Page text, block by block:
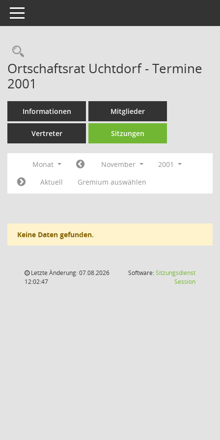
Toggle navigation
Rechercheauswahl
Ortschaftsrat Uchtdorf - Termine
2001
Informationen Mitglieder
Vertreter Sitzungen
Monat November
2001
Aktuell
Gremium auswählen
Keine Daten gefunden.
Letzte Änderung: 07.08.2026
12:02:47
Software:Sitzungsdienst
Session(Wird in